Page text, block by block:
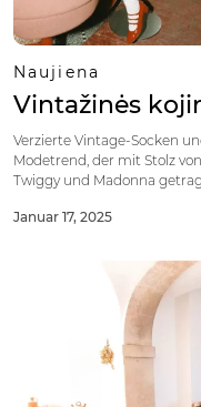
Naujiena
Vintažinės
Verzierte Vintage-Socken
Modetrend, der mit Stolz
Twiggy und Madonna
Januar 17, 2025